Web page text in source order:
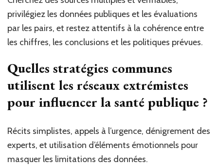
privilégiez les données publiques et les évaluations
par les pairs, et restez attentifs à la cohérence entre
les chiffres, les conclusions et les politiques prévues.
Quelles stratégies communes
utilisent les réseaux extrémistes
pour influencer la santé publique ?
Récits simplistes, appels à l’urgence, dénigrement des
experts, et utilisation d’éléments émotionnels pour
masquer les limitations des données.